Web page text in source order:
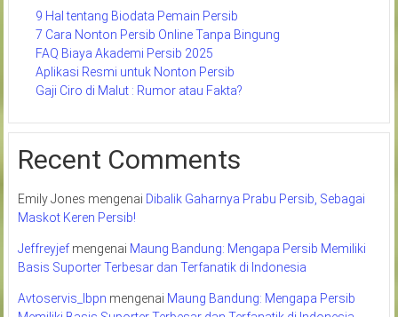
9 Hal tentang Biodata Pemain Persib
7 Cara Nonton Persib Online Tanpa Bingung
FAQ Biaya Akademi Persib 2025
Aplikasi Resmi untuk Nonton Persib
Gaji Ciro di Malut : Rumor atau Fakta?
Recent Comments
Emily Jones mengenai Dibalik Gaharnya Prabu Persib, Sebagai
Maskot Keren Persib!
Jeffreyjefmengenai Maung Bandung: Mengapa Persib Memiliki
Basis Suporter Terbesar dan Terfanatik di Indonesia
Avtoservis_lbpn mengenai Maung Bandung: Mengapa Persib